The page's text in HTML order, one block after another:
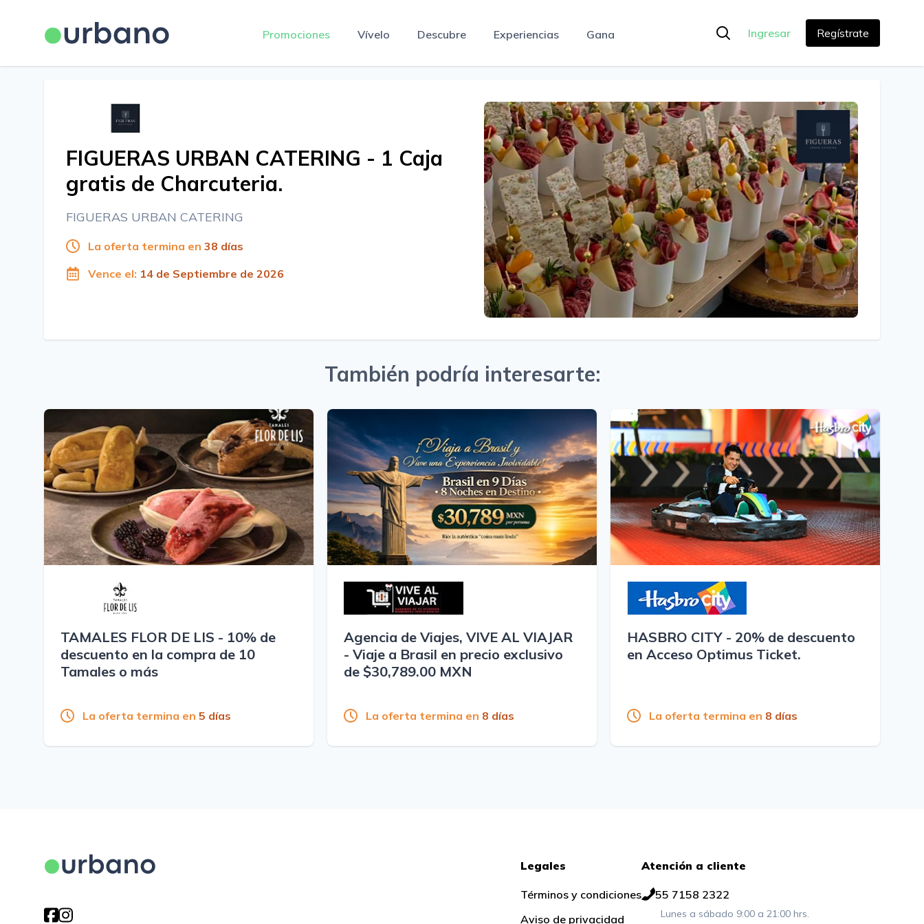
Promociones Vívelo Descubre Experiencias Gana Ingresar Regístrate
FIGUERAS URBAN CATERING - 1 Caja
gratis de Charcuteria.
FIGUERAS URBAN CATERING
La oferta termina en 38 días
Vence el: 14 de Septiembre de 2026
También podría interesarte:
TAMALES FLOR DE LIS - 10% de
descuento en la compra de 10
Tamales o más
La oferta termina en 5 días
Agencia de Viajes, VIVE AL VIAJAR
- Viaje a Brasil en precio exclusivo
de $30,789.00 MXN
La oferta termina en 8 días
HASBRO CITY - 20% de descuento
en Acceso Optimus Ticket.
La oferta termina en 8 días
Legales
Términos y condiciones
Aviso de privacidad
Atención a cliente
55 7158 2322
Lunes a sábado 9:00 a 21:00 hrs.